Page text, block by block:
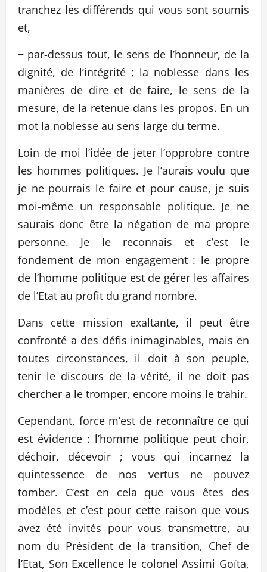
tranchez les différends qui vous sont soumis
et,
− par-dessus tout, le sens de l’honneur, de la
dignité, de l’intégrité ; la noblesse dans les
manières de dire et de faire, le sens de la
mesure, de la retenue dans les propos. En un
mot la noblesse au sens large du terme.
Loin de moi l’idée de jeter l’opprobre contre
les hommes politiques. Je l’aurais voulu que
je ne pourrais le faire et pour cause, je suis
moi-même un responsable politique. Je ne
saurais donc être la négation de ma propre
personne. Je le reconnais et c’est le
fondement de mon engagement : le propre
de l’homme politique est de gérer les affaires
de l’Etat au profit du grand nombre.
Dans cette mission exaltante, il peut être
confronté a des défis inimaginables, mais en
toutes circonstances, il doit à son peuple,
tenir le discours de la vérité, il ne doit pas
chercher a le tromper, encore moins le trahir.
Cependant, force m’est de reconnaître ce qui
est évidence : l’homme politique peut choir,
déchoir, décevoir ; vous qui incarnez la
quintessence de nos vertus ne pouvez
tomber. C’est en cela que vous êtes des
modèles et c’est pour cette raison que vous
avez été invités pour vous transmettre, au
nom du Président de la transition, Chef de
l’Etat, Son Excellence le colonel Assimi Goïta,